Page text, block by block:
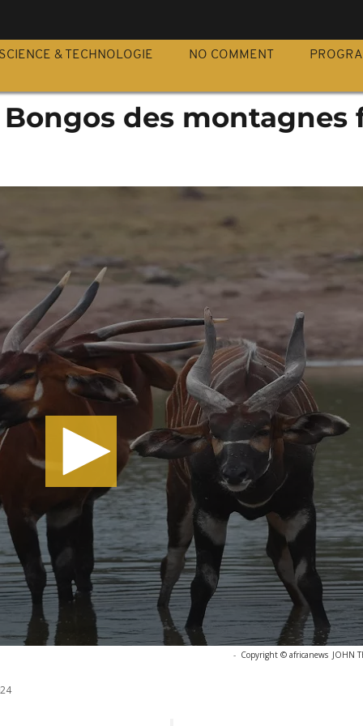
SCIENCE & TECHNOLOGIE NO COMMENT
Bongos des montagnes
- Copyright © africanews JOHN